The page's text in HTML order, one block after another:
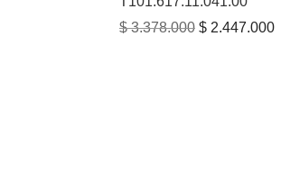
$3.378.000 El
$ 2.447.000El